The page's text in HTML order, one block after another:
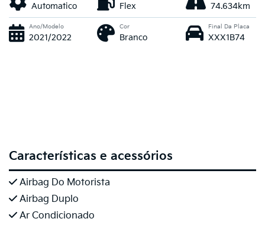
Automatico Flex 74.634km
Ano/Modelo
2021/2022
Cor
Branco
Final Da Placa
XXX1B74
Características e acessórios
Airbag Do Motorista
Airbag Duplo
Ar Condicionado